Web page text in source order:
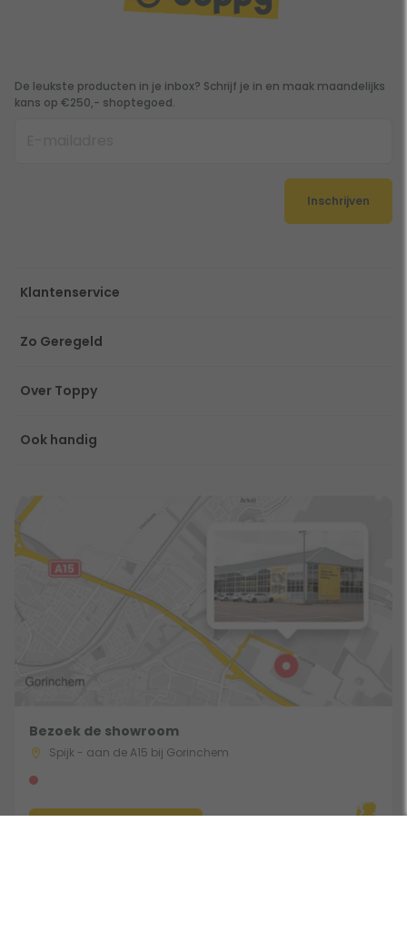
De leukste producten in je inbox? Schrijf je in en maak maandelijks
kans op €250,- shoptegoed.
Inschrijven
Klantenservice
Zo Geregeld
Over Toppy
Ook handig
Bezoek de showroom
Spijk - aan de A15 bij Gorinchem